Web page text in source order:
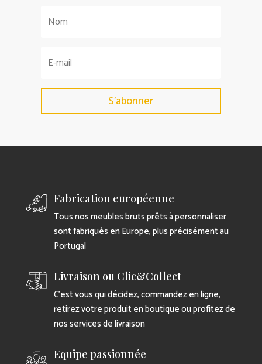
S'abonner
Fabrication européenne
Tous nos meubles bruts prêts à personnaliser
sont fabriqués en Europe, plus précisément au
Portugal
Livraison ou Clic&Collect
C’est vous qui décidez, commandez en ligne,
retirez votre produit en boutique ou profitez de
nos services de livraison
Equipe passionnée